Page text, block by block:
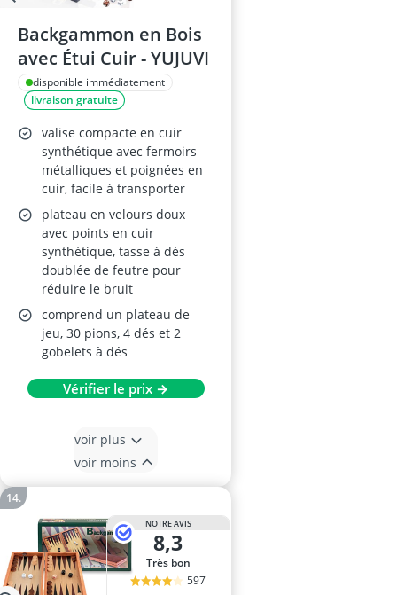
Backgammon en Bois
avec Étui Cuir - YUJUVI
disponible immédiatement
livraison gratuite
valise compacte en cuir
synthétique avec fermoirs
métalliques et poignées en
cuir, facile à transporter
plateau en velours doux
avec points en cuir
synthétique, tasse à dés
doublée de feutre pour
réduire le bruit
comprend un plateau de
jeu, 30 pions, 4 dés et 2
gobelets à dés
Vérifier le prix →
voir plus
voir moins
NOTRE AVIS
8,3
Très bon
597